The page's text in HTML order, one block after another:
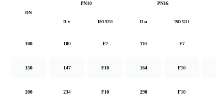
DN
PN10 PN16
Н·м ISO 5211 Н·м ISO 5211
100 100 F7 110 F7
150 147 F10 164 F10
200 234 F10 290 F10